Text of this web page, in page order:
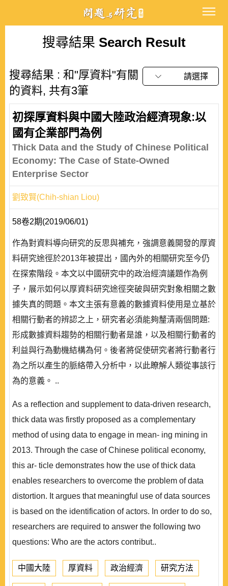
搜尋結果 Search Result
搜尋結果 : 和"厚資料"有關
的資料, 共有3筆
請選擇
初探厚資料與中國大陸政治經濟現象:以
國有企業部門為例
Thick Data and the Study of Chinese Political
Economy: The Case of State-Owned
Enterprise Sector
劉致賢(Chih-shian Liou)
58卷2期(2019/06/01)
作為對資料導向研究的反思與補充，強調意義開發的厚資
料研究途徑於2013年被提出，國內外的相關研究至今仍
在探索階段。本文以中國研究中的政治經濟議題作為例
子，展示如何以厚資料研究途徑突破與研究對象相關之數
據失真的問題。本文主張有意義的數據資料使用是立基於
相關行動者的辨認之上，研究者必須能夠釐清兩個問題:
形成數據資料趨勢的相關行動者是誰，以及相關行動者的
利益與行為動機結構為何。後者將促使研究者將行動者行
為之所以產生的脈絡帶入分析中，以此瞭解人類從事該行
為的意義。 ..
As a reflection and supplement to data-driven research,
thick data was firstly proposed as a complementary
method of using data to engage in mean- ing mining in
2013. Through the case of Chinese political economy,
this ar- ticle demonstrates how the use of thick data
enables researchers to overcome the problem of data
distortion. It argues that meaningful use of data sources
is based on the identification of actors. In order to do so,
researchers are required to answer the following two
questions: Who are the actors contribut..
中國大陸 厚資料 政治經濟 研究方法